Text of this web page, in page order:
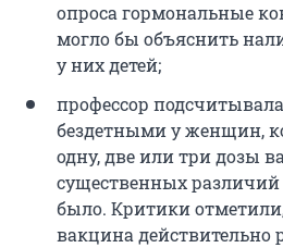
опроса гормональные
могло бы объяснить
у них детей;
профессор
бездетными у женщин,
одну, две или три дозы
существенных различий
было. Критики
вакцина